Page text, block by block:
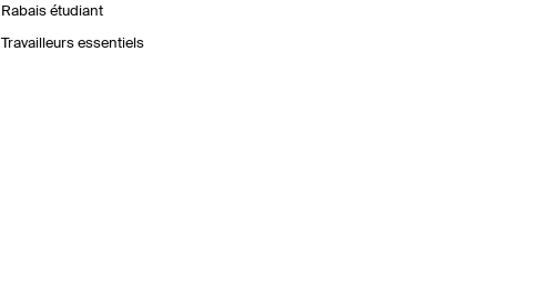
Rabais étudiant
Travailleurs essentiels